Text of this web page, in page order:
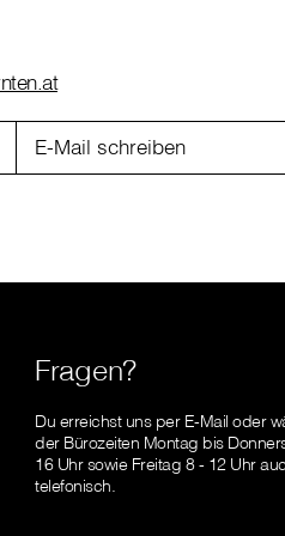
E-Mail schreiben
Fragen?
Du erreichst uns per E-Mail oder
der Bürozeiten Montag bis
16 Uhr sowie Freitag 8 - 12 Uhr
telefonisch.